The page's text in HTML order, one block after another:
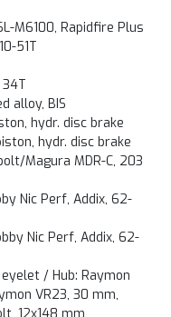
M6100, Rapidfire Plus
51T
alloy, BIS
hydr. disc brake
hydr. disc brake
Magura MDR-C, 203
Nic Perf, Addix, 62-
Nic Perf, Addix, 62-
/ Hub: Raymon
VR23, 30 mm,